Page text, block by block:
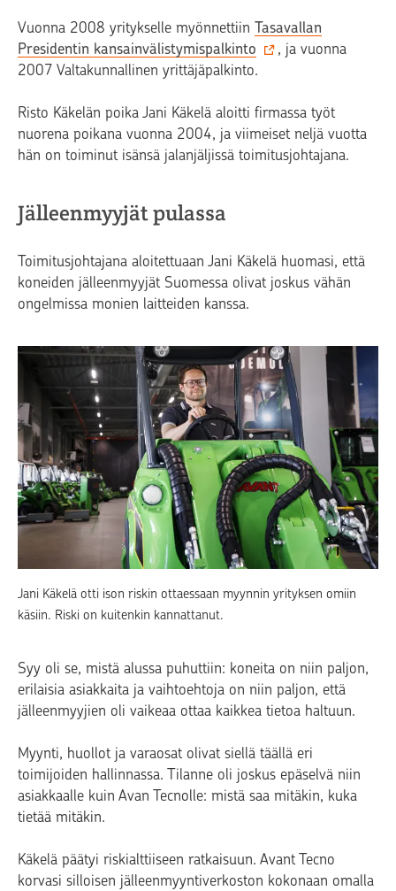
Vuonna 2008 yritykselle myönnettiin Tasavallan
Presidentin kansainvälistymispalkinto
, ja vuonna
2007 Valtakunnallinen yrittäjäpalkinto.
Risto Käkelän poika Jani Käkelä aloitti firmassa työt
nuorena poikana vuonna 2004, ja viimeiset neljä vuotta
hän on toiminut isänsä jalanjäljissä toimitusjohtajana.
Jälleenmyyjät pulassa
Toimitusjohtajana aloitettuaan Jani Käkelä huomasi, että
koneiden jälleenmyyjät Suomessa olivat joskus vähän
ongelmissa monien laitteiden kanssa.
Jani Käkelä otti ison riskin ottaessaan myynnin yrityksen omiin
käsiin. Riski on kuitenkin kannattanut.
Syy oli se, mistä alussa puhuttiin: koneita on niin paljon,
erilaisia asiakkaita ja vaihtoehtoja on niin paljon, että
jälleenmyyjien oli vaikeaa ottaa kaikkea tietoa haltuun.
Myynti, huollot ja varaosat olivat siellä täällä eri
toimijoiden hallinnassa. Tilanne oli joskus epäselvä niin
asiakkaalle kuin Avan Tecnolle: mistä saa mitäkin, kuka
tietää mitäkin.
Käkelä päätyi riskialttiiseen ratkaisuun. Avant Tecno
korvasi silloisen jälleenmyyntiverkoston kokonaan omalla